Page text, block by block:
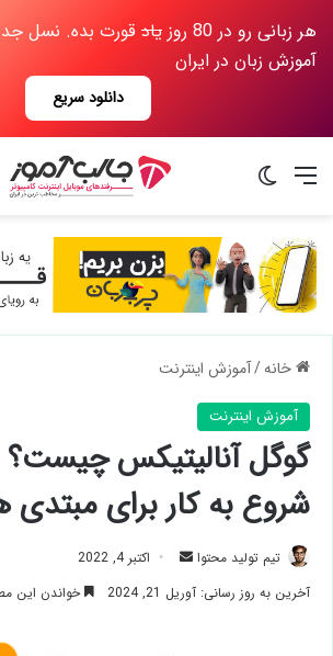
هر زبانی رو در 80 روز یاد قورت بده. نسل
آموزش زبان در ایران
دانلود سریع
منو
خانه/آموزش اینترنت
آموزش اینترنت
گوگل آنالیتیکس
شروع به کار برای مبتدی
تیم تولید محتوا
ارسال
ایمیل
اکتبر 4, 2022
آخرین به روز رسانی: آوریل 21, 2024
خواندن این مطلب 10 دقیقه